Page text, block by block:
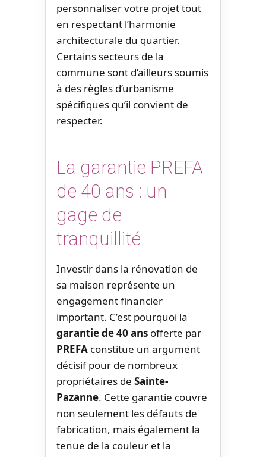
personnaliser votre projet tout
en respectant l’harmonie
architecturale du quartier.
Certains secteurs de la
commune sont d’ailleurs soumis
à des règles d’urbanisme
spécifiques qu’il convient de
respecter.
La garantie PREFA
de 40 ans : un
gage de
tranquillité
Investir dans la rénovation de
sa maison représente un
engagement financier
important. C’est pourquoi la
garantie de 40 ans offerte par
PREFA constitue un argument
décisif pour de nombreux
propriétaires de Sainte-
Pazanne. Cette garantie couvre
non seulement les défauts de
fabrication, mais également la
tenue de la couleur et la